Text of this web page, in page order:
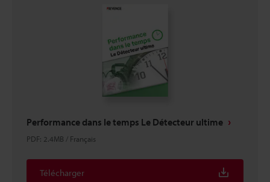
Performance dans le temps Le Détecteur ultime
PDF: 2.4MB / Français
Télécharger